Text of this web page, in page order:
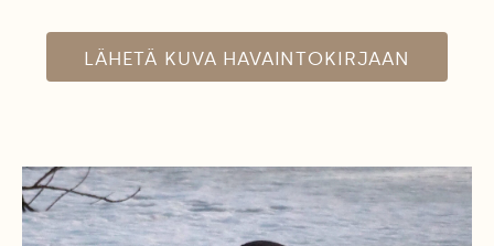
LÄHETÄ KUVA HAVAINTOKIRJAAN